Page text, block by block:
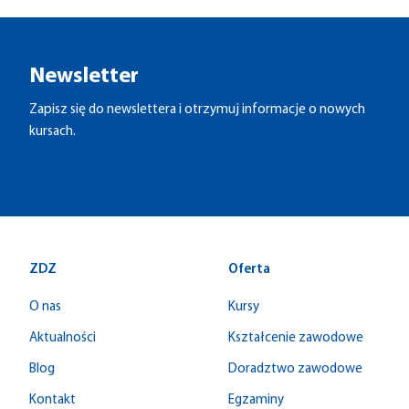
Newsletter
Zapisz się do newslettera i otrzymuj informacje o nowych
kursach.
ZDZ
O nas
Aktualności
Blog
Kontakt
Oferta
Kursy
Kształcenie zawodowe
Doradztwo zawodowe
Egzaminy